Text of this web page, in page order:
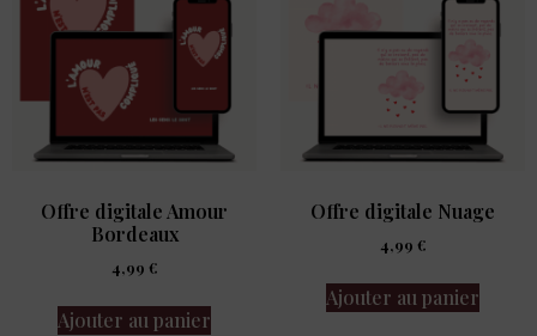
Offre digitale Amour
Bordeaux
4,99 €
Ajouter au panier
Offre digitale Nuage
4,99 €
Ajouter au panier